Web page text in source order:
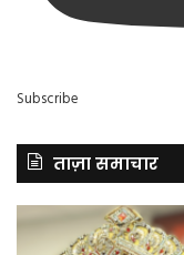
Subscribe
ताज़ा समाचार